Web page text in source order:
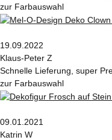
zur Farbauswahl
19.09.2022
Klaus-Peter Z
Schnelle Lieferung, super
zur Farbauswahl
09.01.2021
Katrin W